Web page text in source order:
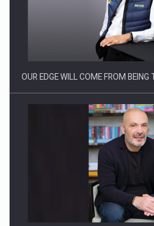
Producatorii si comerciantii care nu
Proteinmaxxing and the Future of
OUR EDGE WILL COME FROM